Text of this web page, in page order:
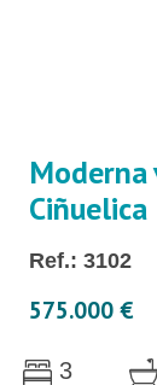
Moderna
Ciñuelica
Ref.: 3102
575.000 €
3